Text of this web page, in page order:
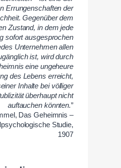
Errungenschaften der
Gegenüber dem
Zustand, in dem jede
sofort ausgesprochen
Unternehmen allen
ist, wird durch
eine ungeheure
des Lebens erreicht,
Inhalte bei völliger
überhaupt nicht
auftauchen könnten.”
Das Geheimnis –
Studie,
1907